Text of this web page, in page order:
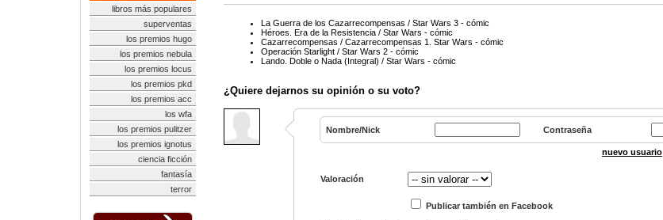
libros más populares
superventas
los premios hugo
los premios nebula
los premios locus
los premios pkd
los premios acc
los wfa
los premios pulitzer
los premios ignotus
ciencia ficción
fantasía
terror
La Guerra de los Cazarrecompensas / Star Wars 3 - cómic
Héroes. Era de la Resistencia / Star Wars - cómic
Cazarrecompensas / Cazarrecompensas 1. Star Wars - cómic
Operación Starlight / Star Wars 2 - cómic
Lando. Doble o Nada (Integral) / Star Wars - cómic
¿Quiere dejarnos su opinión o su voto?
Nombre/Nick Contraseña
nuevo usuario
Valoración
Publicar también en Facebook